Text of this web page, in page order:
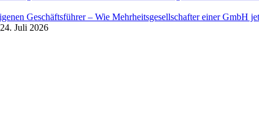
24. Juli 2026